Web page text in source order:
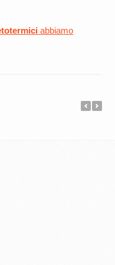
abbiamo